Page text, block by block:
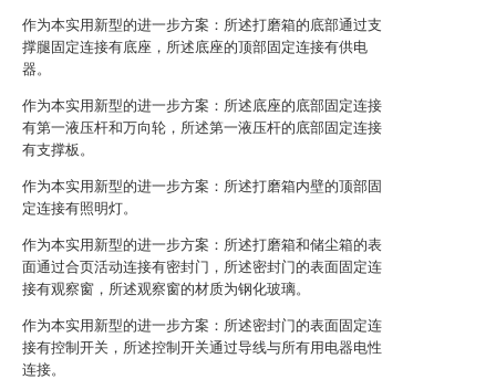
作为本实用新型的进一步方案：所述打磨箱的底部通过支
撑腿固定连接有底座，所述底座的顶部固定连接有供电
器。
作为本实用新型的进一步方案：所述底座的底部固定连接
有第一液压杆和万向轮，所述第一液压杆的底部固定连接
有支撑板。
作为本实用新型的进一步方案：所述打磨箱内壁的顶部固
定连接有照明灯。
作为本实用新型的进一步方案：所述打磨箱和储尘箱的表
面通过合页活动连接有密封门，所述密封门的表面固定连
接有观察窗，所述观察窗的材质为钢化玻璃。
作为本实用新型的进一步方案：所述密封门的表面固定连
接有控制开关，所述控制开关通过导线与所有用电器电性
连接。